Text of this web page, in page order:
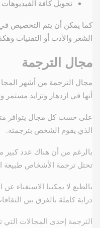
تحويل كافة
كما يمكن أن يتم التخصيص
الشعر والأدب أو التقنيات
مجال الترجمة
مجال الترجمة من أشهر
أنها في ازدهار وتزايد
على حسب كل مجال يتوافر
الذي يقوم الشخص بترجمته.
بالرغم من أن هناك عدد
تحتل ترجمة الأشخاص طبيعة
بالطبع لا يمكننا
دراية كاملة بالفرق بين
الترجمة إحدى المجالات